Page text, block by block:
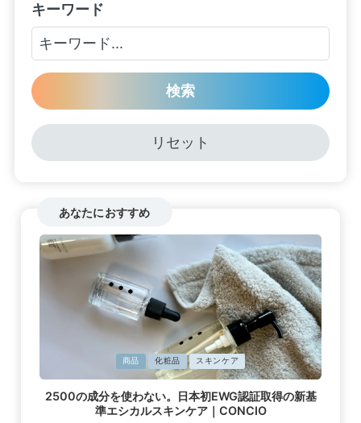
キーワード
検索
リセット
あなたにおすすめ
掲
載
商品 化粧品 スキンケア
2500の成分を使わない。日本初EWG認証取得の新基
準エシカルスキンケア｜CONCIO